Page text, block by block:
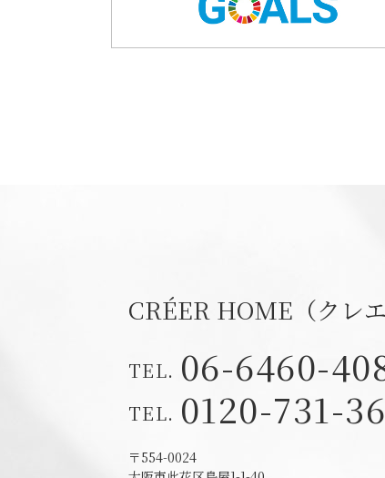
CRÉER HOME（クレエ
06-6460-
0120-731-
〒554-0024